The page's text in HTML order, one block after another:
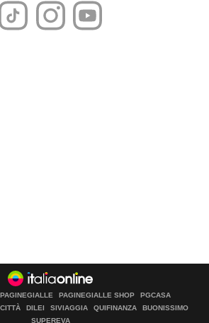
PAGINEGIALLE PAGINEGIALLE SHOP
PGCASA
DILEI SIVIAGGIA QUIFINANZA
BUONISSIMO
SUPEREVA